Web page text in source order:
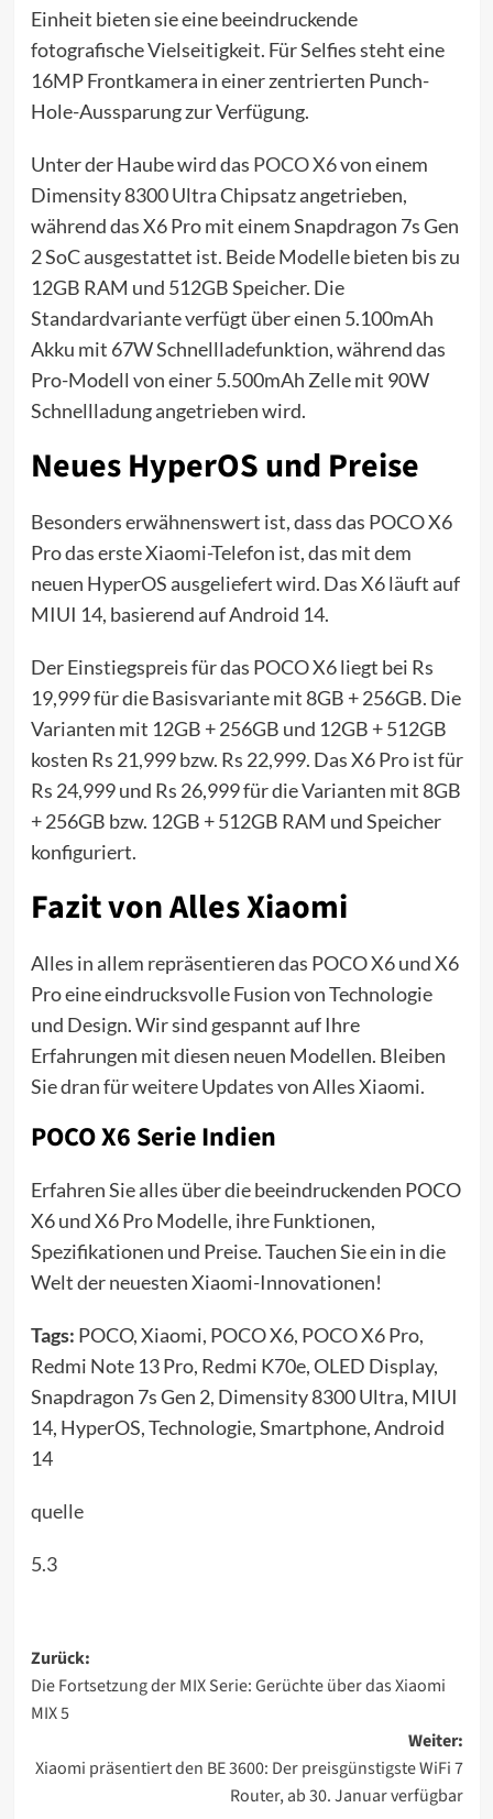
Einheit bieten sie eine beeindruckende
fotografische Vielseitigkeit. Für Selfies steht eine
16MP Frontkamera in einer zentrierten Punch-
Hole-Aussparung zur Verfügung.
Unter der Haube wird das POCO X6von einem
Dimensity 8300 Ultra Chipsatz angetrieben,
während das X6 Pro mit einem Snapdragon 7s Gen
2 SoC ausgestattet ist. Beide Modelle bieten bis zu
12GB RAM und 512GB Speicher. Die
Standardvariante verfügt über einen 5.100mAh
Akku mit 67W Schnellladefunktion, während das
Pro-Modell von einer 5.500mAh Zelle mit 90W
Schnellladung angetrieben wird.
Neues HyperOS und Preise
Besonders erwähnenswert ist, dass das POCO X6
Pro das erste Xiaomi-Telefon ist, das mit dem
neuen HyperOS ausgeliefert wird. Das X6 läuft auf
MIUI 14, basierend auf Android 14.
Der Einstiegspreis für das POCO X6 liegt bei Rs
19,999 für die Basisvariante mit 8GB + 256GB. Die
Varianten mit 12GB + 256GB und 12GB + 512GB
kosten Rs 21,999 bzw. Rs 22,999. Das X6 Pro ist für
Rs 24,999 und Rs 26,999 für die Varianten mit 8GB
+ 256GB bzw. 12GB + 512GB RAM und Speicher
konfiguriert.
Fazit von Alles Xiaomi
Alles in allem repräsentieren das POCO X6 und X6
Pro eine eindrucksvolle Fusion von Technologie
und Design. Wir sind gespannt auf Ihre
Erfahrungen mit diesen neuen Modellen. Bleiben
Sie dran für weitere Updates von Alles Xiaomi.
POCO X6 Serie Indien
Erfahren Sie alles über die beeindruckenden POCO
X6 und X6 Pro Modelle, ihre Funktionen,
Spezifikationen und Preise. Tauchen Sie ein in die
Welt der neuesten Xiaomi-Innovationen!
Tags: POCO, Xiaomi, POCO X6, POCO X6 Pro,
Redmi Note 13 Pro, Redmi K70e, OLED Display,
Snapdragon 7s Gen 2, Dimensity 8300 Ultra, MIUI
14, HyperOS, Technologie, Smartphone, Android
14
quelle
5.3
Beitragsnavigation
Zurück:
Die Fortsetzung der MIX Serie: Gerüchte über das Xiaomi
MIX 5
Weiter:
Xiaomi präsentiert den BE 3600: Der preisgünstigste WiFi 7
Router, ab 30. Januar verfügbar